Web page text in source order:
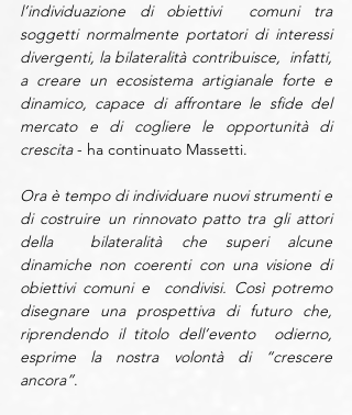
l’individuazione di obiettivi  comuni tra
soggetti normalmente portatori di interessi
divergenti, la bilateralità contribuisce,  infatti,
a creare un ecosistema artigianale forte e
dinamico, capace di affrontare le sfide del
mercato e di cogliere le opportunità di
crescita - ha continuato Massetti.
Ora è tempo di individuare nuovi strumenti e
di costruire un rinnovato patto tra gli attori
della  bilateralità che superi alcune
dinamiche non coerenti con una visione di
obiettivi comuni e  condivisi. Così potremo
disegnare una prospettiva di futuro che,
riprendendo il titolo dell’evento  odierno,
esprime la nostra volontà di “crescere
ancora”.